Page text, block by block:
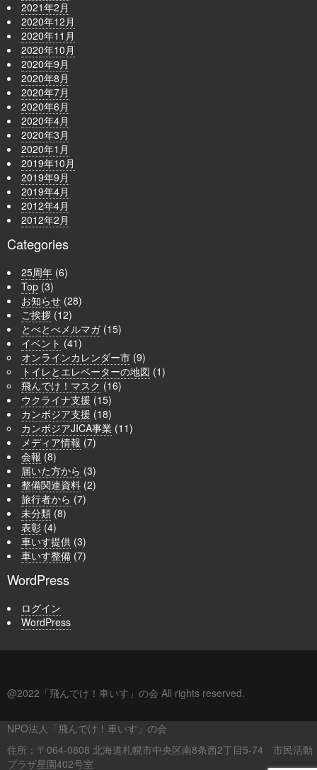
2021年2月
2020年12月
2020年11月
2020年10月
2020年9月
2020年8月
2020年7月
2020年6月
2020年4月
2020年3月
2020年1月
2019年10月
2019年9月
2019年4月
2012年4月
2012年2月
Categories
25周年 (6)
Top (3)
お知らせ (28)
ご挨拶 (12)
とべとべメルマガ(15)
イベント (41)
オンラインカレンダー市 (9)
トイレとエレベーターの地図 (1)
飛んでけ！マスク (16)
ウクライナ支援 (15)
カンボジア支援 (18)
カンボジアJICA事業 (11)
メディア情報 (7)
会報 (8)
届いた方から (3)
整備関連資料 (2)
旅行者から (7)
未分類 (8)
表彰 (4)
車いす提供 (3)
車いす整備 (7)
WordPress
ログイン
WordPress
@2022「飛んでけ！車いす」の会 All rights reserved.
NPO法人「飛んでけ！車いす」の会
住所：〒064-0808 北海道札幌市中央区南8条西2丁目5-74 市民活動
プラザ星園402号室